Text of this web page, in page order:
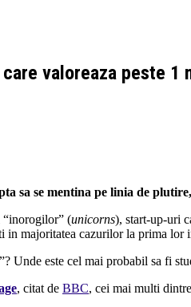
valoreaza peste 1
sa se mentina pe linia de
“inorogilor” (unicorns), start-up-uri
majoritatea cazurilor la prima lor
Unde este cel mai probabil sa fi
, citat de BBC, cei mai multi